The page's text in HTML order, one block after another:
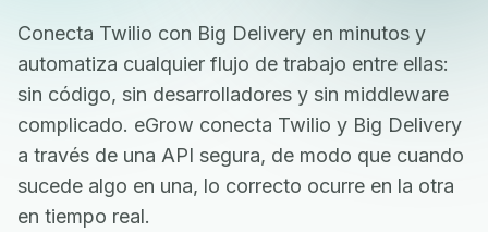
Conecta Twilio con Big Delivery en minutos y
automatiza cualquier flujo de trabajo entre ellas:
sin código, sin desarrolladores y sin middleware
complicado. eGrow conecta Twilio y Big Delivery
a través de una API segura, de modo que cuando
sucede algo en una, lo correcto ocurre en la otra
en tiempo real.